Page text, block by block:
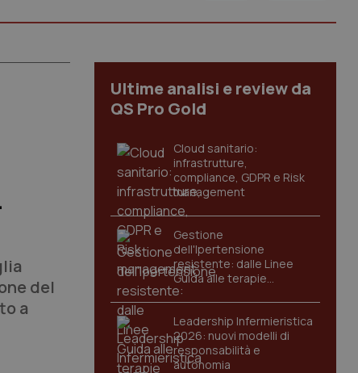
del
a
Ultime analisi e review da
QS Pro Gold
Cloud sanitario:
infrastrutture,
compliance, GDPR e Risk
management
Gestione
dell'Ipertensione
resistente: dalle Linee
Guida alle terapie
innovative
Leadership Infermieristica
2026: nuovi modelli di
responsabilità e
autonomia